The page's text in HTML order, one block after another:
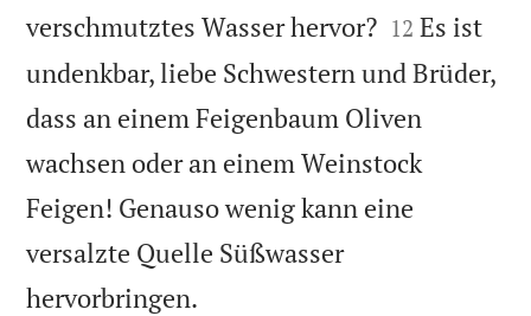
verschmutztes Wasser hervor?
12 Es ist
undenkbar, liebe Schwestern und Brüder,
dass an einem Feigenbaum Oliven
wachsen oder an einem Weinstock
Feigen! Genauso wenig kann eine
versalzte Quelle Süßwasser
hervorbringen.